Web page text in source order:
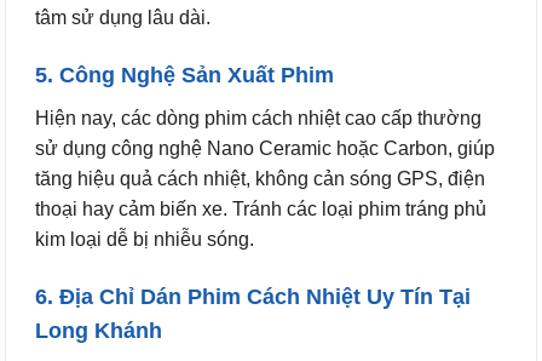
tâm sử dụng lâu dài.
5. Công Nghệ Sản Xuất Phim
Hiện nay, các dòng phim cách nhiệt cao cấp thường
sử dụng công nghệ Nano Ceramic hoặc Carbon, giúp
tăng hiệu quả cách nhiệt, không cản sóng GPS, điện
thoại hay cảm biến xe. Tránh các loại phim tráng phủ
kim loại dễ bị nhiễu sóng.
6. Địa Chỉ Dán Phim Cách Nhiệt Uy Tín Tại
Long Khánh